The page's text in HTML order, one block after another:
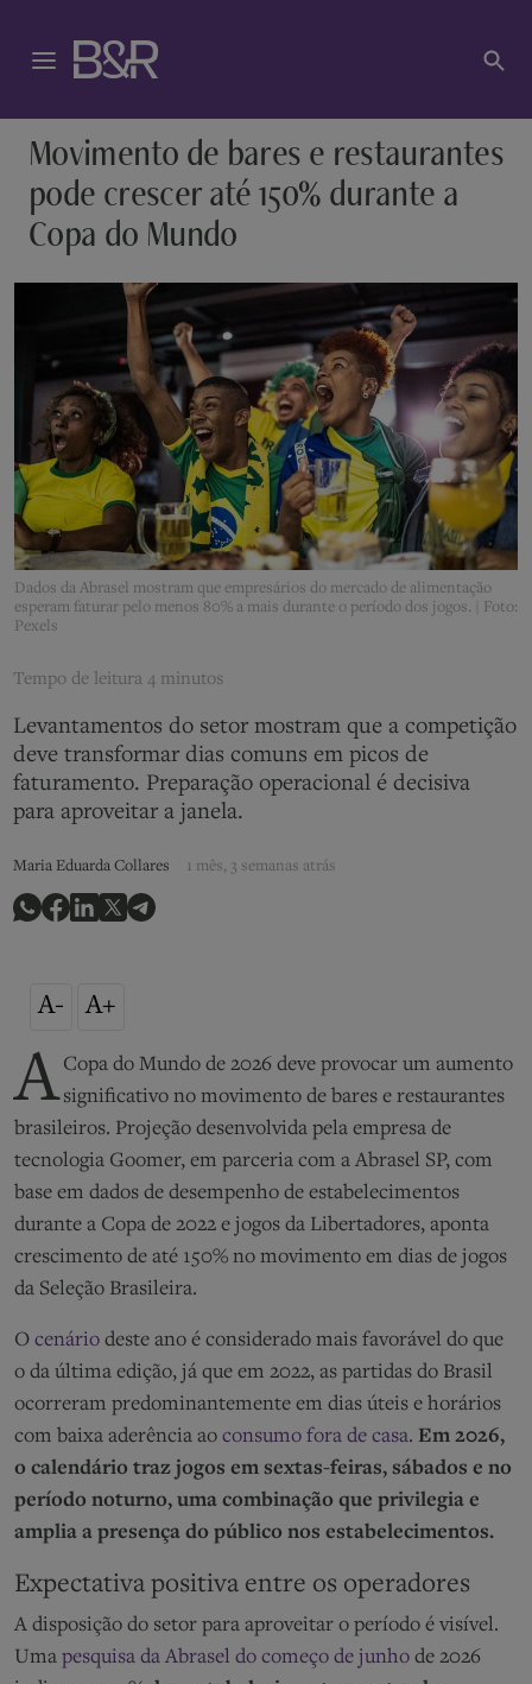
Movimento de bares e restaurantes
pode crescer até 150% durante a
Copa do Mundo
Dados da Abrasel mostram que empresários do mercado de alimentação
esperam faturar pelo menos 80% a mais durante o período dos jogos. | Foto:
Pexels
Tempo de leitura4 minutos
Levantamentos do setor mostram que a competição
deve transformar dias comuns em picos de
faturamento. Preparação operacional é decisiva
para aproveitar a janela.
Maria Eduarda Collares 1 mês, 3 semanas atrás
A- A+
A Copa do Mundo de 2026 deve provocar um aumento
significativo no movimento de bares e restaurantes
brasileiros. Projeção desenvolvida pela empresa de
tecnologia Goomer, em parceria com a Abrasel SP, com
base em dados de desempenho de estabelecimentos
durante a Copa de 2022 e jogos da Libertadores, aponta
crescimento de até 150% no movimento em dias de jogos
da Seleção Brasileira.
O cenário deste ano é considerado mais favorável do que
o da última edição, já que em 2022, as partidas do Brasil
ocorreram predominantemente em dias úteis e horários
com baixa aderência ao consumo fora de casa. Em 2026,
o calendário traz jogos em sextas-feiras, sábados e no
período noturno, uma combinação que privilegia e
amplia a presença do público nos estabelecimentos.
Expectativa positiva entre os operadores
A disposição do setor para aproveitar o período é visível.
Uma pesquisa da Abrasel do começo de junho de 2026